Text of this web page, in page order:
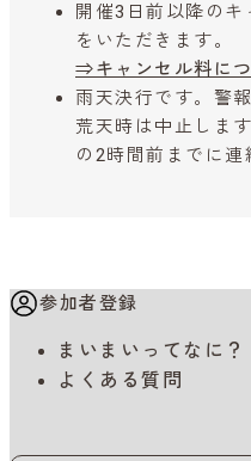
開催3日前以降の
をいただきます。
⇒キャンセル料に
雨天決行です。警
荒天時は中止しま
の2時間前までに連
参加者登録
まいまいってなに？
よくある質問